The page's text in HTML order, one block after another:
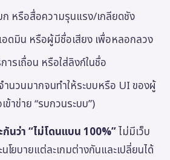
หรือสื่อความรุนแรง/เกลียดชัง
ดมิน หรือผู้มีชื่อเสียง เพื่อหลอกลวง
รเถื่อน หรือใส่ลิงก์ในชื่อ
ำนวนมากจนทำให้ระบบหรือ UI ของผู้
ข้าข่าย “รบกวนระบบ”)
กันว่า “ไม่โดนแบน 100%”ไม่มีเว็บ
โยบายแต่ละเกมต่างกันและเปลี่ยนได้